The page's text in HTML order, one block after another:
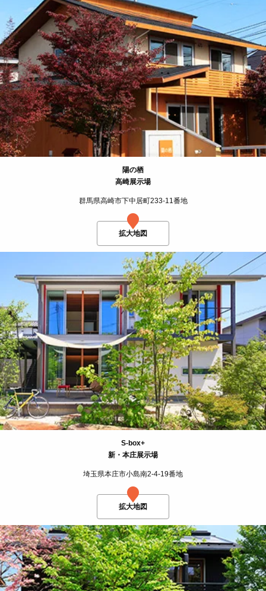
陽の栖
高崎展示場
群馬県高崎市下中居町233-11番地
拡大地図
S-box+
新・本庄展示場
埼玉県本庄市小島南2-4-19番地
拡大地図